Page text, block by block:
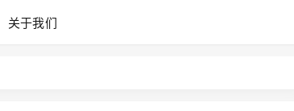
关于我们